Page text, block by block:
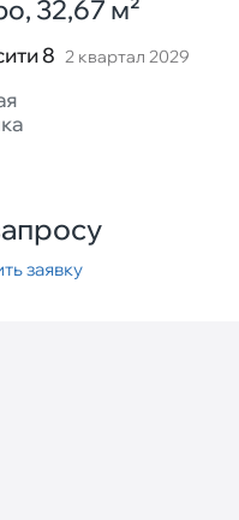
32,67 м²
8 2 квартал 2029
заявку